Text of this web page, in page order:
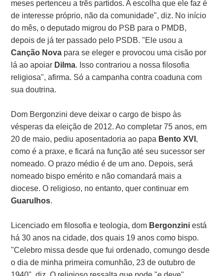
meses pertenceu a três partidos. A escolha que ele faz é
de interesse próprio, não da comunidade", diz. No início
do mês, o deputado migrou do PSB para o PMDB,
depois de já ter passado pelo PSDB. "Ele usou a
Canção Nova para se eleger e provocou uma cisão por
lá ao apoiar Dilma. Isso contrariou a nossa filosofia
religiosa", afirma. Só a campanha contra coaduna com
sua doutrina.
Dom Bergonzini deve deixar o cargo de bispo às
vésperas da eleição de 2012. Ao completar 75 anos, em
20 de maio, pediu aposentadoria ao papa Bento XVI ,
como é a praxe, e ficará na função até seu sucessor ser
nomeado. O prazo médio é de um ano. Depois, será
nomeado bispo emérito e não comandará mais a
diocese. O religioso, no entanto, quer continuar em
Guarulhos.
Licenciado em filosofia e teologia, dom Bergonziniestá
há 30 anos na cidade, dos quais 19 anos como bispo.
"Celebro missa desde que fui ordenado, comungo desde
o dia de minha primeira comunhão, 23 de outubro de